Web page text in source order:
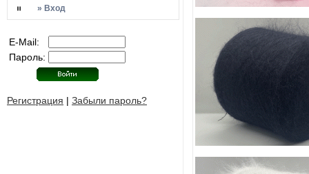
» Вход
E-Mail:
Пароль:
Регистрация | Забыли пароль?